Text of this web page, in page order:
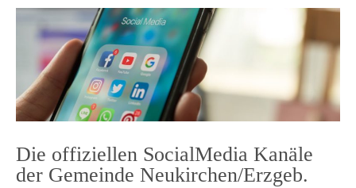
Die offiziellen SocialMedia Kanäle
der Gemeinde Neukirchen/Erzgeb.